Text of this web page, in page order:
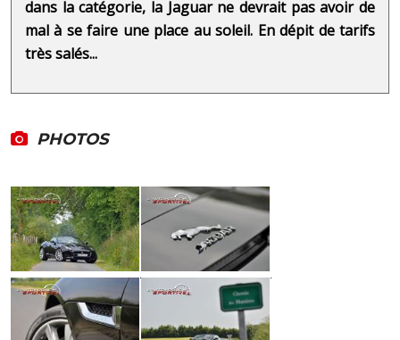
dans la catégorie, la Jaguar ne devrait pas avoir de
mal à se faire une place au soleil. En dépit de tarifs
très salés...
PHOTOS